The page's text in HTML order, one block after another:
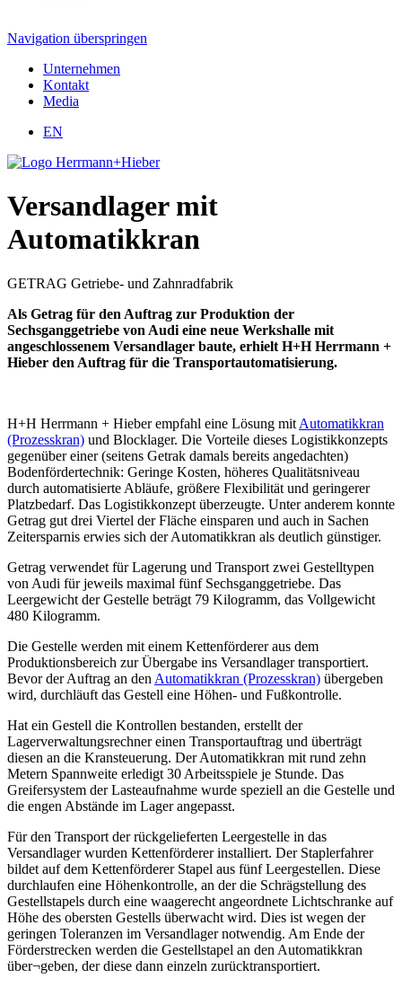
Navigation überspringen
Unternehmen
Kontakt
Media
EN
Versandlager mit
Automatikkran
GETRAG Getriebe- und Zahnradfabrik
Als Getrag für den Auftrag zur Produktion der
Sechsganggetriebe von Audi eine neue Werkshalle mit
angeschlossenem Versandlager baute, erhielt H+H Herrmann +
Hieber den Auftrag für die Transportautomatisierung.
H+H Herrmann + Hieber empfahl eine Lösung mit Automatikkran
(Prozesskran) und Blocklager. Die Vorteile dieses Logistikkonzepts
gegenüber einer (seitens Getrak damals bereits angedachten)
Bodenfördertechnik: Geringe Kosten, höheres Qualitätsniveau
durch automatisierte Abläufe, größere Flexibilität und geringerer
Platzbedarf. Das Logistikkonzept überzeugte. Unter anderem konnte
Getrag gut drei Viertel der Fläche einsparen und auch in Sachen
Zeitersparnis erwies sich der Automatikkran als deutlich günstiger.
Getrag verwendet für Lagerung und Transport zwei Gestelltypen
von Audi für jeweils maximal fünf Sechsganggetriebe. Das
Leergewicht der Gestelle beträgt 79 Kilogramm, das Vollgewicht
480 Kilogramm.
Die Gestelle werden mit einem Kettenförderer aus dem
Produktionsbereich zur Übergabe ins Versandlager transportiert.
Bevor der Auftrag an den Automatikkran (Prozesskran) übergeben
wird, durchläuft das Gestell eine Höhen- und Fußkontrolle.
Hat ein Gestell die Kontrollen bestanden, erstellt der
Lagerverwaltungsrechner einen Transportauftrag und überträgt
diesen an die Kransteuerung. Der Automatikkran mit rund zehn
Metern Spannweite erledigt 30 Arbeitsspiele je Stunde. Das
Greifersystem der Lasteaufnahme wurde speziell an die Gestelle und
die engen Abstände im Lager angepasst.
Für den Transport der rückgelieferten Leergestelle in das
Versandlager wurden Kettenförderer installiert. Der Staplerfahrer
bildet auf dem Kettenförderer Stapel aus fünf Leergestellen. Diese
durchlaufen eine Höhenkontrolle, an der die Schrägstellung des
Gestellstapels durch eine waagerecht angeordnete Lichtschranke auf
Höhe des obersten Gestells überwacht wird. Dies ist wegen der
geringen Toleranzen im Versandlager notwendig. Am Ende der
Förderstrecken werden die Gestellstapel an den Automatikkran
über¬geben, der diese dann einzeln zurücktransportiert.